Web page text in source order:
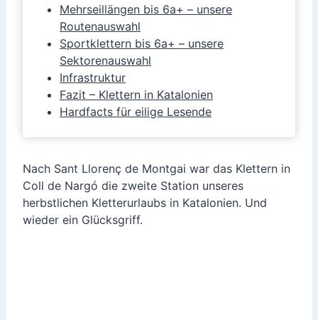
Mehrseillängen bis 6a+ – unsere
Routenauswahl
Sportklettern bis 6a+ – unsere
Sektorenauswahl
Infrastruktur
Fazit – Klettern in Katalonien
Hardfacts für eilige Lesende
Nach Sant Llorenç de Montgai war das Klettern in
Coll de Nargó die zweite Station unseres
herbstlichen Kletterurlaubs in Katalonien. Und
wieder ein Glücksgriff.